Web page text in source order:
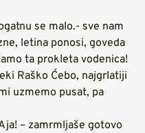
se malo.- sve nam
letina ponosi, goveda
ta prokleta vodenica!
Raško Ćebo, najgrlatiji
uzmemo pusat, pa
– zamrmljaše gotovo